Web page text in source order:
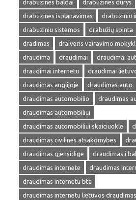
drabuzines baldai
drabuzines durys
drabuzines isplanavimas
drabuziniu
drabuziniu sistemos
drabužių spinta
dradimas
draiveris vairavimo
draudima
draudimai
draudimai
draudimai internetu
draudimai
draudimas anglijoje
draudimas auto
draudimas automobilio
draudimas
draudimas automobiliui
draudimas automobiliui skaiciuokle
draudimas civilines atsakomybes
draudimas gjensidige
draudimas i
draudimas internete
draudimas
draudimas internetu bta
draudimas internetu lietuvos draudimas